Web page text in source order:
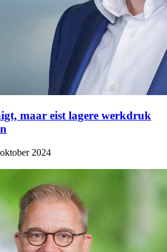
maar eist lagere werkdruk
2024